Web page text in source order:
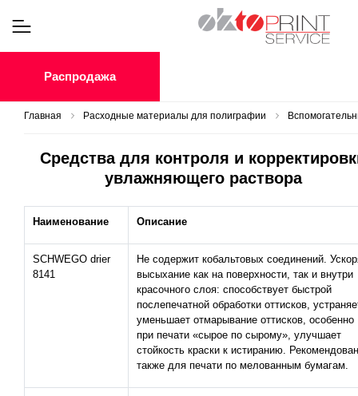
Распродажа
Главная Расходные материалы для полиграфии
Средства для контроля и
увлажняющего раствора
Наименование Описание
SCHWEGO drier
8141
Не содержит кобальтовых соединений.
высыхание как на поверхности, так и внутри
красочного слоя: способствует быстрой
послепечатной обработки оттисков,
уменьшает отмарывание оттисков, особенно
при печати «сырое по сырому», улучшает
стойкость краски к истиранию.
также для печати по мелованным бумагам.